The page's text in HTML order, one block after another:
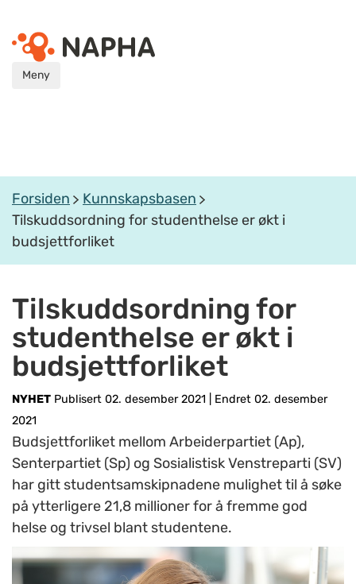
Meny
Forsiden
Kunnskapsbasen
Tilskuddsordning for studenthelse er økt i
budsjettforliket
Tilskuddsordning for
studenthelse er økt i
budsjettforliket
NYHET Publisert 02. desember 2021
Endret 02. desember
2021
Budsjettforliket mellom Arbeiderpartiet (Ap),
Senterpartiet (Sp) og Sosialistisk Venstreparti (SV)
har gitt studentsamskipnadene mulighet til å søke
på ytterligere 21,8 millioner for å fremme god
helse og trivsel blant studentene.